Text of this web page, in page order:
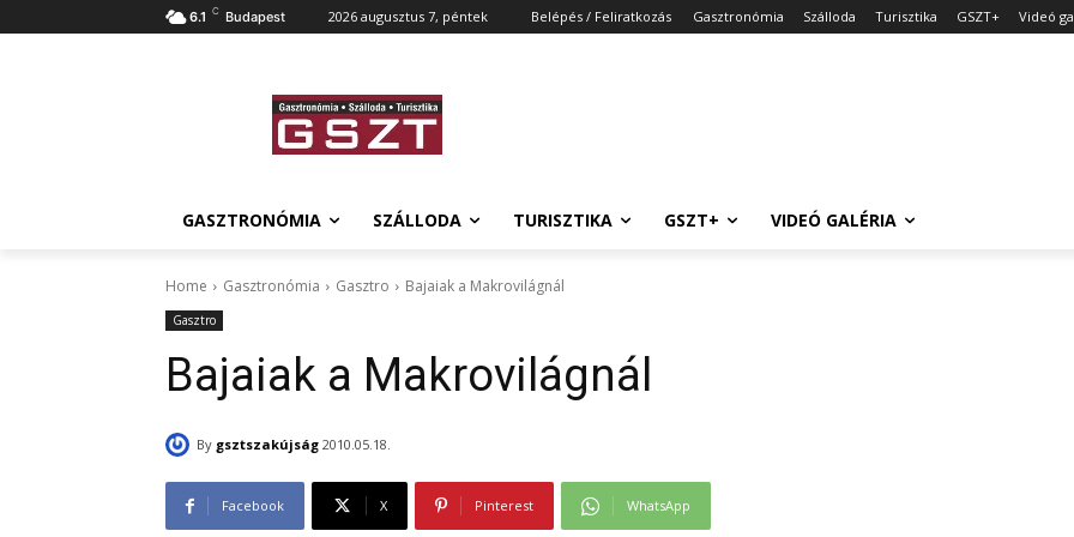
6.1 C Budapest 2026 augusztus 7, péntek Belépés / Feliratkozás Gasztronómia Szálloda Turisztika GSZT+ Videó
GASZTRONÓMIA SZÁLLODA TURISZTIKA GSZT+ VIDEÓ GALÉRIA
Home Gasztronómia Gasztro Bajaiak a Makrovilágnál
Gasztro
Bajaiak a Makrovilágnál
By gsztszakújság 2010.05.18.
Facebook X Pinterest WhatsApp